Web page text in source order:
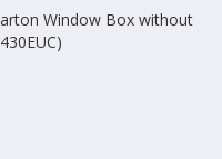
Window Box without